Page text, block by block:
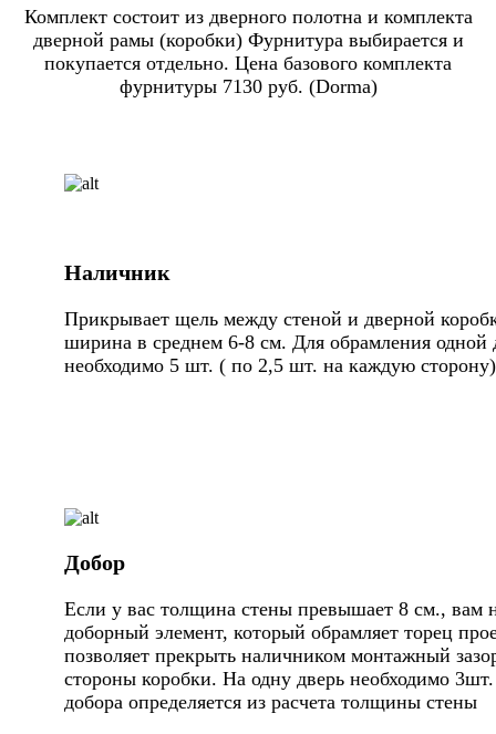
Комплект состоит из дверного полотна и комплекта
дверной рамы (коробки) Фурнитура выбирается и
покупается отдельно. Цена базового комплекта
фурнитуры 7130 руб. (Dorma)
Наличник
Прикрывает щель между стеной и дверной
ширина в среднем 6-8 см. Для обрамления одной
необходимо 5 шт. ( по 2,5 шт. на каждую сторону)
Добор
Если у вас толщина стены превышает 8 см., вам
доборный элемент, который обрамляет торец
позволяет прекрыть наличником монтажный
стороны коробки. На одну дверь необходимо
добора определяется из расчета толщины стены